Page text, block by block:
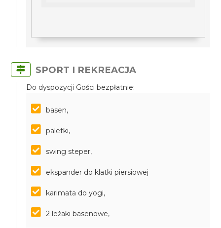
SPORT I REKREACJA
Do dyspozycji Gości bezpłatnie:
basen,
paletki,
swing steper,
ekspander do klatki piersiowej
karimata do yogi,
2 leżaki basenowe,